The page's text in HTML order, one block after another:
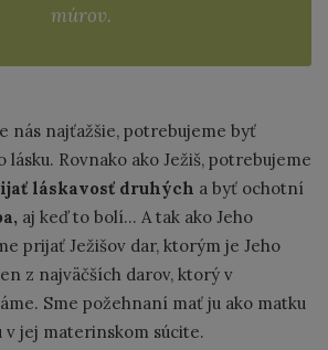
múrov.
nás najťažšie, potrebujeme byť
Rovnako ako Ježiš, potrebujeme
láskavosť druhých a byť ochotní
aj keď to bolí… A tak ako Jeho
prijať Ježišov dar, ktorým je Jeho
z najväčších darov, ktorý v
Sme požehnaní mať ju ako matku
v jej materinskom súcite.